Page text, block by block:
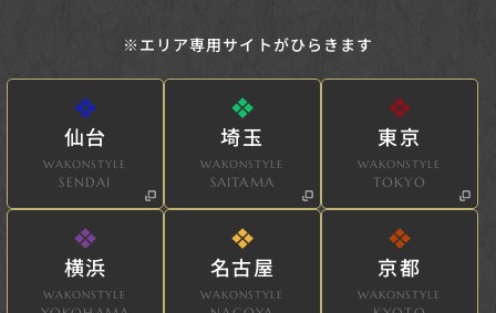
※エリア専用サイトがひらきます
仙台
WAKONSTYLE
SENDAI
埼玉
WAKONSTYLE
SAITAMA
東京
WAKONSTYLE
TOKYO
横浜
WAKONSTYLE
名古屋
WAKONSTYLE
京都
WAKONSTYLE